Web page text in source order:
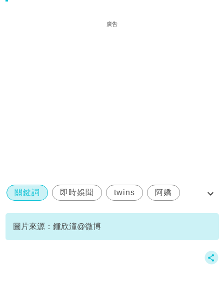
廣告
關鍵詞 即時娛聞 twins 阿嬌
南京巡唱
圖片來源：鍾欣潼@微博